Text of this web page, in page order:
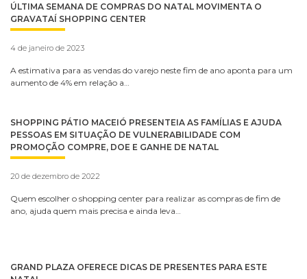
ÚLTIMA SEMANA DE COMPRAS DO NATAL MOVIMENTA O
GRAVATAÍ SHOPPING CENTER
4 de janeiro de 2023
A estimativa para as vendas do varejo neste fim de ano aponta para um
aumento de 4% em relação a…
SHOPPING PÁTIO MACEIÓ PRESENTEIA AS FAMÍLIAS E AJUDA
PESSOAS EM SITUAÇÃO DE VULNERABILIDADE COM
PROMOÇÃO COMPRE, DOE E GANHE DE NATAL
20 de dezembro de 2022
Quem escolher o shopping center para realizar as compras de fim de
ano, ajuda quem mais precisa e ainda leva…
GRAND PLAZA OFERECE DICAS DE PRESENTES PARA ESTE